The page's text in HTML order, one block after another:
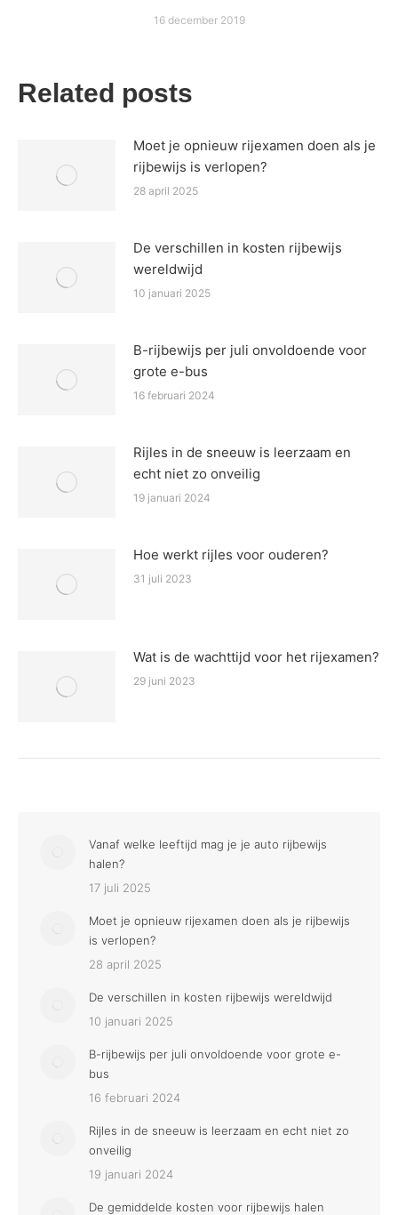
16 december 2019
Related posts
Moet je opnieuw rijexamen doen als je
rijbewijs is verlopen?
28 april 2025
De verschillen in kosten rijbewijs
wereldwijd
10 januari 2025
B-rijbewijs per juli onvoldoende voor
grote e-bus
16 februari 2024
Rijles in de sneeuw is leerzaam en
echt niet zo onveilig
19 januari 2024
Hoe werkt rijles voor ouderen?
31 juli 2023
Wat is de wachttijd voor het rijexamen?
29 juni 2023
Vanaf welke leeftijd mag je je auto rijbewijs
halen?
17 juli 2025
Moet je opnieuw rijexamen doen als je rijbewijs
is verlopen?
28 april 2025
De verschillen in kosten rijbewijs wereldwijd
10 januari 2025
B-rijbewijs per juli onvoldoende voor grote e-
bus
16 februari 2024
Rijles in de sneeuw is leerzaam en echt niet zo
onveilig
19 januari 2024
De gemiddelde kosten voor rijbewijs halen